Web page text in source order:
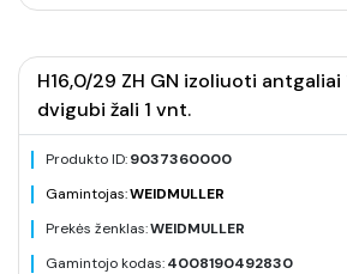
H16,0/29 ZH GN izoliuoti antgaliai
dvigubi žali 1 vnt.
Produkto ID:9037360000
Gamintojas:WEIDMULLER
Prekės ženklas:WEIDMULLER
Gamintojo kodas:4008190492830